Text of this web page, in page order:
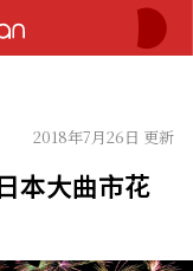
简体中文
2018年7月26日 更新
本大曲市花